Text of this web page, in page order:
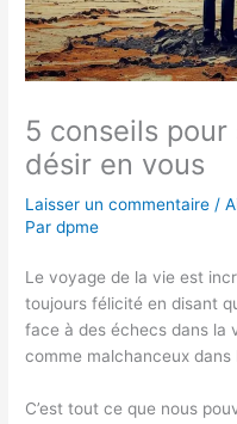
5 conseils
désir en vous
Laisser un commentaire /
Pardpme
Le voyage de la vie est
toujours félicité en disant
face à des échecs dans la
comme malchanceux dans
C’est tout ce que nous